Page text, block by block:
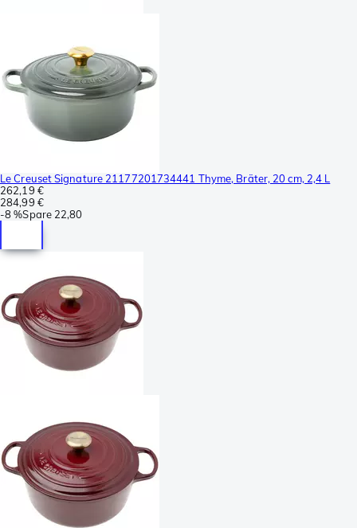
Le Creuset Signature 21177201734441 Thyme, Bräter, 20 cm, 2,4 L
262,19 €
284,99 €
-8 %Spare 22,80